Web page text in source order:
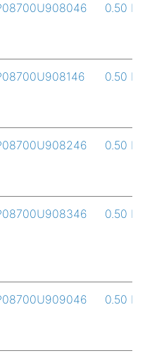
0.50 L
0.50 L
0.50 L
0.50 L
0.50 L